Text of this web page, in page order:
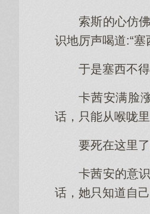
索斯的心仿
识地厉声喝道:“塞
于是塞西不
卡茜安满脸
话，只能从喉咙
要死在这里
卡茜安的意
话，她只知道自